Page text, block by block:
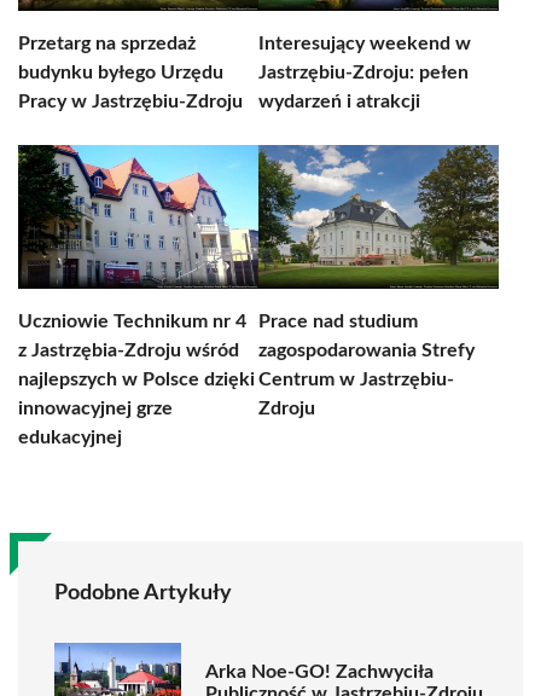
Przetarg na sprzedaż
budynku byłego Urzędu
Pracy w Jastrzębiu-Zdroju
Interesujący weekend w
Jastrzębiu-Zdroju: pełen
wydarzeń i atrakcji
Uczniowie Technikum nr 4
z Jastrzębia-Zdroju wśród
najlepszych w Polsce dzięki
innowacyjnej grze
edukacyjnej
Prace nad studium
zagospodarowania Strefy
Centrum w Jastrzębiu-
Zdroju
Podobne Artykuły
Arka Noe-GO! Zachwyciła